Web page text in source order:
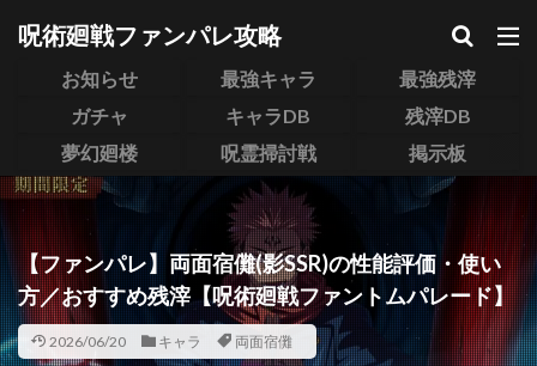
呪術廻戦ファンパレ攻略
お知らせ 最強キャラ
最強残滓
ガチャ
キャラDB
残滓DB
夢幻廻楼
呪霊掃討戦 掲示板
【ファンパレ】両面宿儺(影SSR)の性能評価・使い
方／おすすめ残滓【呪術廻戦ファントムパレード】
2026/06/20 キャラ 両面宿儺